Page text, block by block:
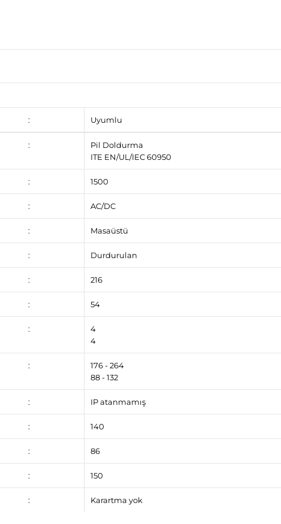
: Uyumlu
:
Pil Doldurma
ITE EN/UL/IEC 60950
: 1500
: AC/DC
: Masaüstü
: Durdurulan
: 216
: 54
:
4
4
:
176 - 264
88 - 132
: IP atanmamış
: 140
: 86
: 150
: Karartma yok